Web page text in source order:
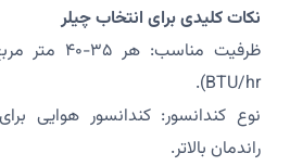
نکات کلیدی برای انتخاب چیلر
BTU/hr).
نوع کندانسور: کندانسور هوایی
راندمان بالاتر.